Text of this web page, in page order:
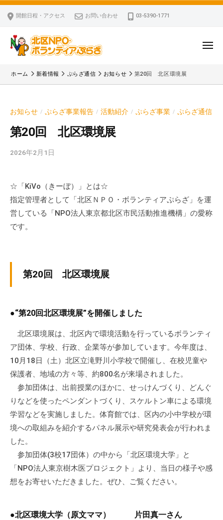
コ
ス
開館日程・アクセス お問い合わせ 03-5390-1771
区
P
・
ボ
テ
ィ
ア
ぷ
ざ
北
P
O
ボ
テ
ィ
ア
ぷ
P
ボ
ラ
ン
ィ
ア
活
動
支
援
活
メ
ホーム 新着情報 ぷらざ通信 お知らせ 第20回 北区環境展
お知らせ / ぷらざ事業報告 / 活動紹介 / ぷらざ事業 / ぷらざ通信
第20回 北区環境展
2026年2月1日
v
p
-
☆「KiVo（きーぼ）」とは☆
指定管理者として「北区ＮＰＯ・ボランティアぷらざ」を運
営している「NPO法人東京都北区市民活動推進機構」の愛称
です。
第20回 北区環境展
●“第20回北区環境展”を開催しました
北区環境展は、北区内で環境活動を行っているボランティ
ア団体、学校、行政、企業等が参加しています。今年度は、
10月18日（土）北区立滝野川小学校で開催し、在校児童や
保護者、地域の方々等、約800名が来場されました。
参加団体は、出前授業のほかに、せっけんづくり、どんぐ
りなどを使ったペンダントづくり、スケルトン車による環境
学習などを実施しました。体育館では、区内の小中学校が環
境への取組みを紹介するパネル展示や研究発表会が行われま
した。
参加団体(3校17団体）の中から「北区環境大学」と
「NPO法人東京樹木医プロジェクト」より、当日の様子や感
想をお寄せいただきました。ぜひ、ご覧ください。
●北区環境大学（原文ママ） 片田真一さん
区
N
O
・
ラ
ィ
ア
ぷ
ら
ー